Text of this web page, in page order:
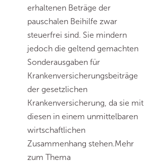
erhaltenen Beträge der
pauschalen Beihilfe zwar
steuerfrei sind. Sie mindern
jedoch die geltend gemachten
Sonderausgaben für
Krankenversicherungsbeiträge
der gesetzlichen
Krankenversicherung, da sie mit
diesen in einem unmittelbaren
wirtschaftlichen
Zusammenhang stehen.Mehr
zum Thema